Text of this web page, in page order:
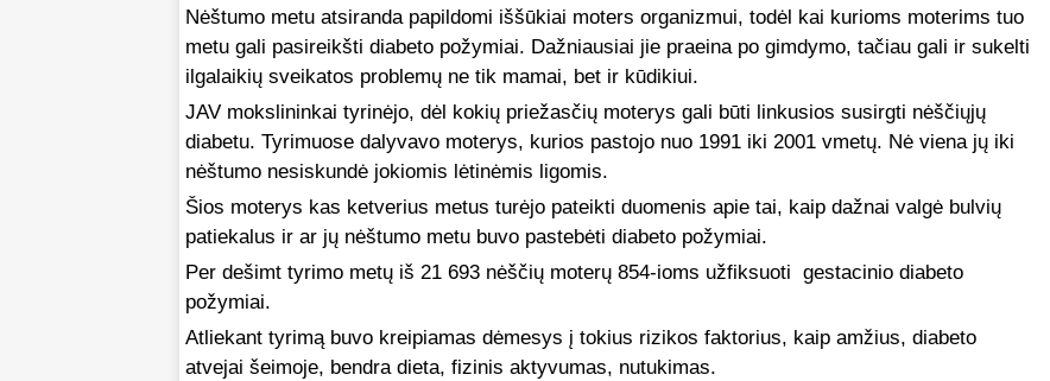
Nėštumo metu atsiranda papildomi iššūkiai moters organizmui, todėl kai kurioms moterims tuo
metu gali pasireikšti diabeto požymiai. Dažniausiai jie praeina po gimdymo, tačiau gali ir sukelti
ilgalaikių sveikatos problemų ne tik mamai, bet ir kūdikiui.
JAV mokslininkai tyrinėjo, dėl kokių priežasčių moterys gali būti linkusios susirgti nėščiųjų
diabetu. Tyrimuose dalyvavo moterys, kurios pastojo nuo 1991 iki 2001 vmetų. Nė viena jų iki
nėštumo nesiskundė jokiomis lėtinėmis ligomis.
Šios moterys kas ketverius metus turėjo pateikti duomenis apie tai, kaip dažnai valgė bulvių
patiekalus ir ar jų nėštumo metu buvo pastebėti diabeto požymiai.
Per dešimt tyrimo metų iš 21 693 nėščių moterų 854-ioms užfiksuoti gestacinio diabeto
požymiai.
Atliekant tyrimą buvo kreipiamas dėmesys į tokius rizikos faktorius, kaip amžius, diabeto
atvejai šeimoje, bendra dieta, fizinis aktyvumas, nutukimas.